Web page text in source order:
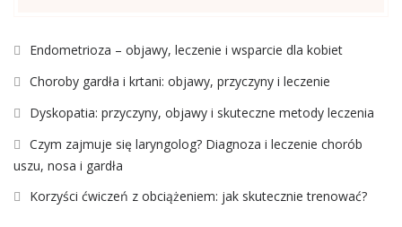
Endometrioza – objawy, leczenie i wsparcie dla kobiet
Choroby gardła i krtani: objawy, przyczyny i leczenie
Dyskopatia: przyczyny, objawy i skuteczne metody leczenia
Czym zajmuje się laryngolog? Diagnoza i leczenie chorób
uszu, nosa i gardła
Korzyści ćwiczeń z obciążeniem: jak skutecznie trenować?